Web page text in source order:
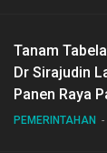
Tanam
Dr Sirajudin
Panen Raya
Desa Gihang
PEMERINTAHAN